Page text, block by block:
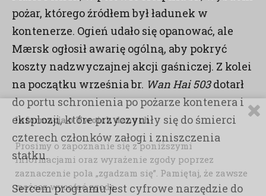
pożar, którego źródłem był ładunek w
kontenerze. Ogień udało się opanować, ale
Mærsk ogłosił awarię ogólną, aby pokryć
koszty nadzwyczajnej akcji gaśniczej. Z kolei
na początku września br. Wan Hai 503dotarł
do portu schronienia po pożarze kontenera i
eksplozji, które przyczyniły się do śmierci
czterech członków załogi i zniszczenia
statku.
Sercem programu jest cyfrowe narzędzie do
Informacja o Twoich danych
Prosimy o zapoznanie się z poniższymi
informacjami oraz wyrażenie zgody poprzez
zaznaczenie pola „zgadzam się”. Pamiętaj, że zawsze
możesz wycofać zgodę.